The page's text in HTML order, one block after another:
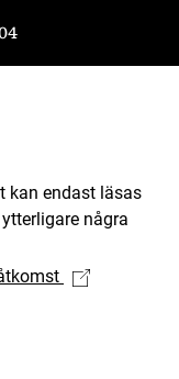
kan endast läsas
några